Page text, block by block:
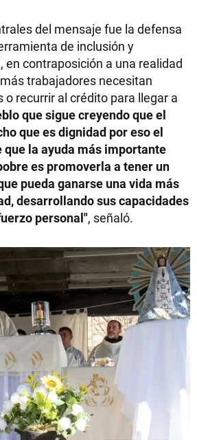
del mensaje fue la defensa
de inclusión y
en contraposición a una realidad
trabajadores necesitan
recurrir al crédito para llegar a
que sigue creyendo que el
que es dignidad por eso el
que la ayuda más importante
es promoverla a tener un
pueda ganarse una vida más
desarrollando sus capacidades
personal", señaló.